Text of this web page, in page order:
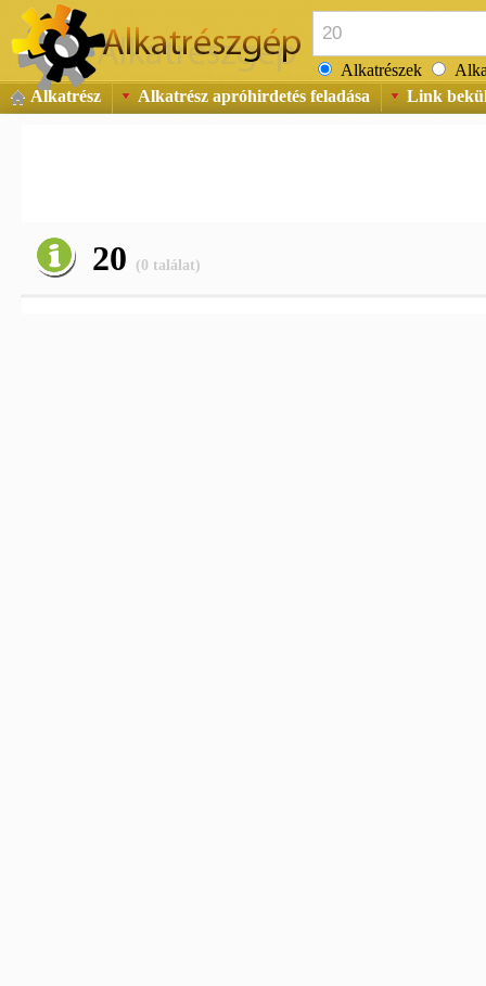
Alkatrészek
Alkatrész
Alkatrész apróhirdetés feladása Link
20 (0 találat)